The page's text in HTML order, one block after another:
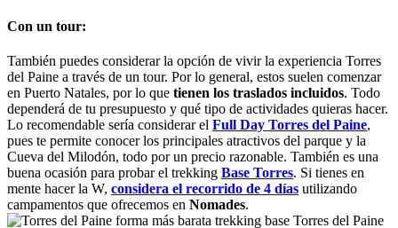
Con un tour:
También puedes considerar la opción de vivir la experiencia Torres
del Paine a través de un tour. Por lo general, estos suelen comenzar
en Puerto Natales, por lo que tienen los traslados incluidos. Todo
dependerá de tu presupuesto y qué tipo de actividades quieras hacer.
Lo recomendable sería considerar el Full Day Torres del Paine,
pues te permite conocer los principales atractivos del parque y la
Cueva del Milodón, todo por un precio razonable. También es una
buena ocasión para probar el trekking Base Torres. Si tienes en
mente hacer la W, considera el recorrido de 4 días utilizando
campamentos que ofrecemos en Nomades.